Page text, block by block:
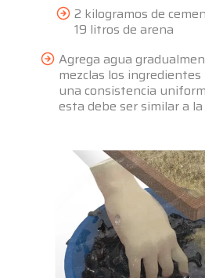
2 kilogramos de
19 litros de arena
Agrega agua
mezclas los
una consistencia
esta debe ser similar a